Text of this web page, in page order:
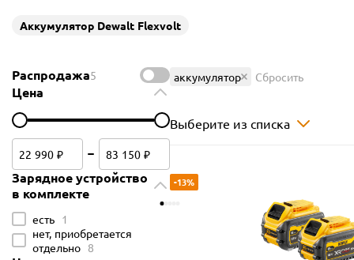
Аккумулятор Dewalt Flexvolt
Распродажа5
Цена
Зарядное устройство
в комплекте
есть 1
нет, приобретается
отдельно 8
аккумулятор Сбросить
Выберите из списка
-13%